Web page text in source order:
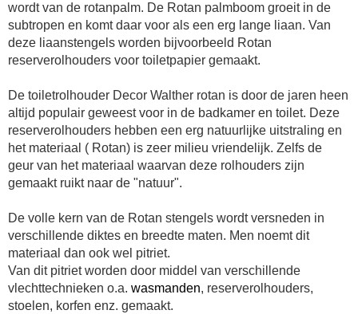
wordt van de rotanpalm. De Rotan palmboom groeit in de
subtropen en komt daar voor als een erg lange liaan. Van
deze liaanstengels worden bijvoorbeeld Rotan
reserverolhouders voor toiletpapier gemaakt.
De toiletrolhouder Decor Walther rotan is door de jaren heen
altijd populair geweest voor in de badkamer en toilet. Deze
reserverolhouders hebben een erg natuurlijke uitstraling en
het materiaal ( Rotan) is zeer milieu vriendelijk. Zelfs de
geur van het materiaal waarvan deze rolhouders zijn
gemaakt ruikt naar de "natuur".
De volle kern van de Rotan stengels wordt versneden in
verschillende diktes en breedte maten. Men noemt dit
materiaal dan ook wel pitriet.
Van dit pitriet worden door middel van verschillende
vlechttechnieken o.a. wasmanden, reserverolhouders,
stoelen, korfen enz. gemaakt.